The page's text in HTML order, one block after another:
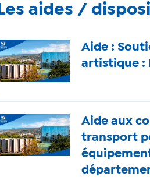
Les aides /
Aide :
artistique :
Aide aux
transport